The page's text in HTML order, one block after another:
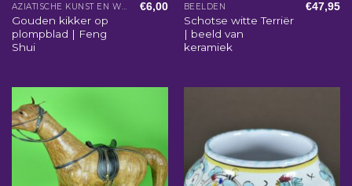
AZIATISCHE KUNST EN WOONACCESSOIRES
Gouden kikker op
plompblad | Feng
Shui
€6,00 BEELDEN
Schotse witte Terriër
| beeld van
keramiek
€47,95